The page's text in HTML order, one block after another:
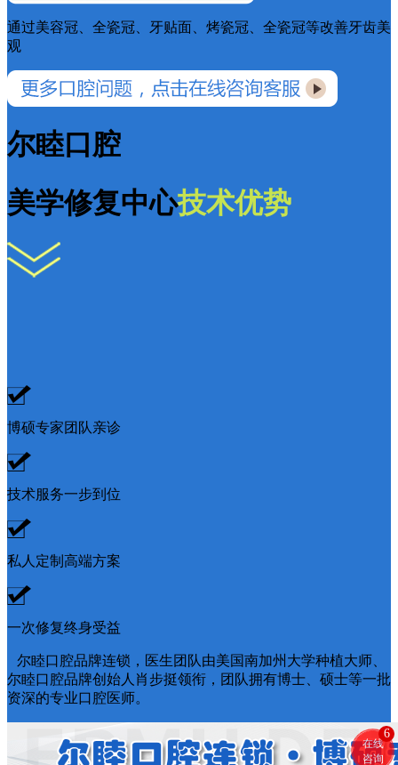
在线
咨询
6
通过美容冠、全瓷冠、牙贴面、烤瓷冠、全瓷冠等改善牙齿美
观
尔睦口腔
美学修复中心技术优势
博硕专家团队亲诊
技术服务一步到位
私人定制高端方案
一次修复终身受益
尔睦口腔品牌连锁，医生团队由美国南加州大学种植大师、
尔睦口腔品牌创始人肖步挺领衔，团队拥有博士、硕士等一批
资深的专业口腔医师。